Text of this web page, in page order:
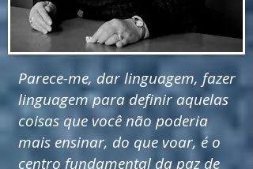
Parece-me, dar linguagem, fazer
linguagem para definir aquelas
coisas que você não poderia
mais ensinar, do que voar, é o
centro fundamental da paz de